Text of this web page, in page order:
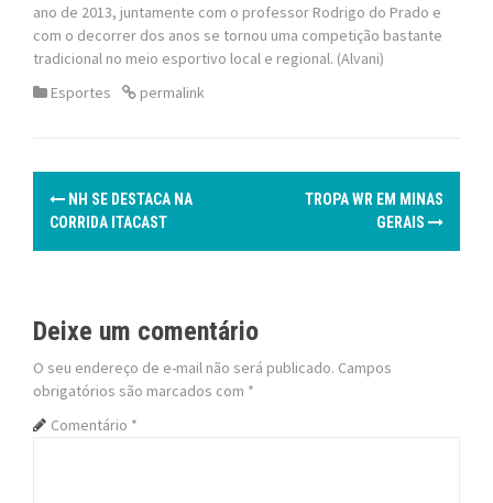
ano de 2013, juntamente com o professor Rodrigo do Prado e
com o decorrer dos anos se tornou uma competição bastante
tradicional no meio esportivo local e regional. (Alvani)
Esportes
permalink
P
t
n
a
NH SE DESTACA NA
CORRIDA ITACAST
TROPA WR EM MINAS
GERAIS
Deixe um comentário
O seu endereço de e-mail não será publicado. Campos
obrigatórios são marcados com *
Comentário *